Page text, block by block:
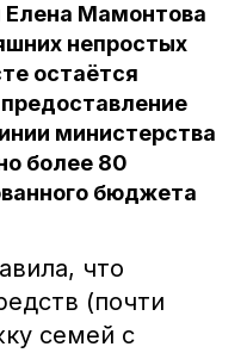
Елена Мамонтова
непростых
остаётся
министерства
более 80
бюджета
что
(почти
семей с